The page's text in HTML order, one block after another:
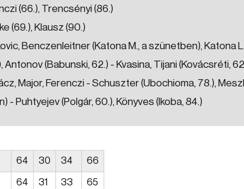
(66.), Trencsényi (86.)
(69.), Klausz (90.)
Benczenleitner (Katona M., a szünetben), Katona
Antonov (Babunski, 62.) - Kvasina, Tijani (Kovácsréti,
Major, Ferenczi - Schuszter (Ubochioma, 78.),
- Puhtyejev (Polgár, 60.), Könyves (Ikoba, 84.)
64 30 34 66
64 31 33 65